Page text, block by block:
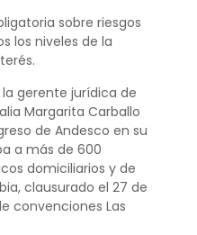
sobre riesgos
los niveles de la
gerente jurídica de
Margarita Carballo
de Andesco en su
a más de 600
domiciliarios y de
clausurado el 27 de
convenciones Las